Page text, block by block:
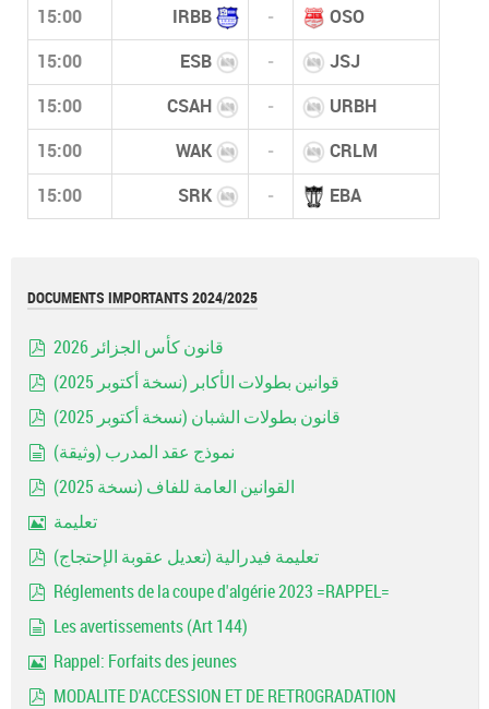
15:00 IRBB - OSO
15:00 ESB - JSJ
15:00 CSAH - URBH
15:00 WAK - CRLM
15:00 SRK - EBA
DOCUMENTS IMPORTANTS 2024/2025
قانون كأس الجزائر 2026
قوانين بطولات الأكابر (نسخة أكتوبر 2025)
قانون بطولات الشبان (نسخة أكتوبر 2025)
نموذج عقد المدرب (وثيقة)
القوانين العامة للفاف (نسخة 2025)
تعليمة
تعليمة فيدرالية (تعديل عقوبة الإحتجاج)
Réglements de la coupe d'algérie 2023 =RAPPEL=
Les avertissements (Art 144)
Rappel: Forfaits des jeunes
MODALITE D'ACCESSION ET DE RETROGRADATION